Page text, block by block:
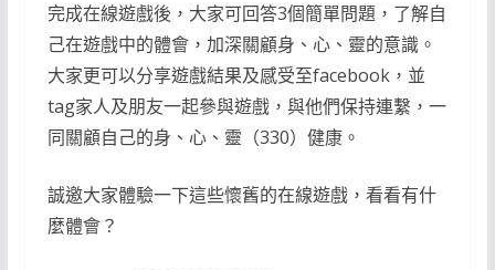
完成在線遊戲後，大家可回答3個簡單問題，了解自
己在遊戲中的體會，加深關顧身、心、靈的意識。
大家更可以分享遊戲結果及感受至facebook，並
tag家人及朋友一起參與遊戲，與他們保持連繫，一
同關顧自己的身、心、靈（330）健康。
誠邀大家體驗一下這些懷舊的在線遊戲，看看有什
麼體會？